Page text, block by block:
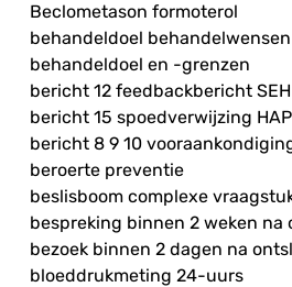
Beclometason formoterol
behandeldoel
behandeldoel en -grenzen
bericht 12 feedbackbericht
bericht 15 spoedverwijzing HAP
bericht 8 9 10
beroerte preventie
beslisboom complexe
bespreking binnen 2 weken na
bezoek binnen 2 dagen na
bloeddrukmeting 24-uurs